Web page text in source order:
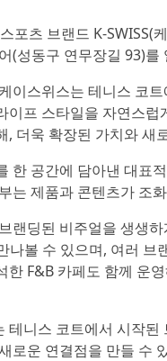
포츠 브랜드 K-
(성동구 연무장길 93)를
이스위스는 테니스 코
이프 스타일을 자연스
더욱 확장된 가치와 새
한 공간에 담아낸 대표
는 제품과 콘텐츠가 조
랜딩된 비주얼을 생생
나볼 수 있으며, 여러
F&B 카페도 함께 운
테니스 코트에서 시작
로운 연결점을 만들 수